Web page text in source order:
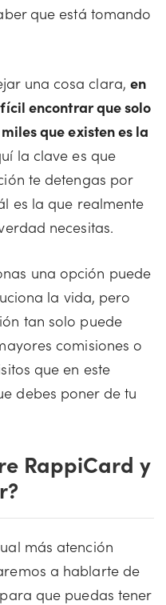
que está tomando
una cosa clara, en
encontrar que solo
que existen es la
la clave es que
te detengas por
es la que realmente
necesitas.
una opción puede
la vida, pero
tan solo puede
comisiones o
que en este
debes poner de tu
RappiCard y
más atención
a hablarte de
que puedas tener